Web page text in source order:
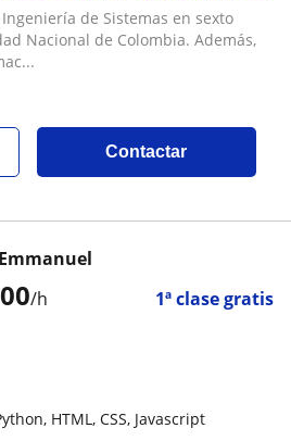
de Sistemas en sexto
Nacional de Colombia. Además,
Contactar
/h 1ª clase gratis
HTML, CSS, Javascript